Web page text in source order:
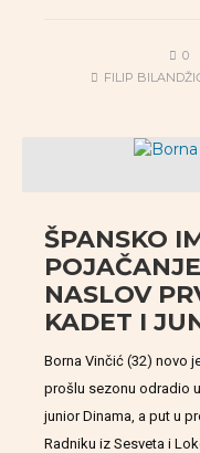
0
FILIP
ŠPANSKO
NASLOV
KADET I
Borna Vinčić (32) novo
prošlu sezonu odradio
junior Dinama, a put u
Radniku iz Sesveta i